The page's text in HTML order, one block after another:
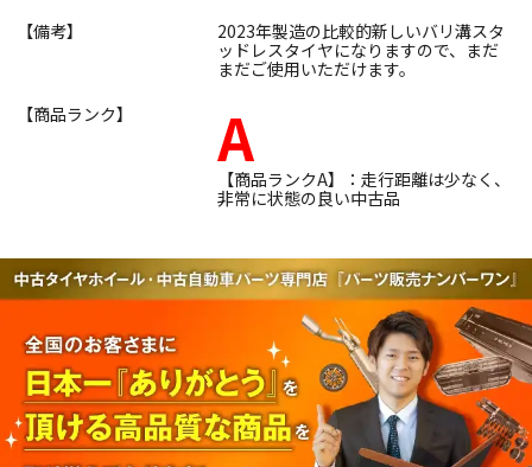
【備考】
2023年製造の比較的新しいバリ溝スタ
ッドレスタイヤになりますので、まだ
まだご使用いただけます。
【商品ランク】
A
【商品ランクA】：走行距離は少なく、
非常に状態の良い中古品